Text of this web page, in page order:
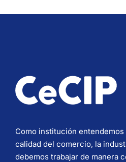
Como institución
calidad del comercio, la
debemos trabajar de manera